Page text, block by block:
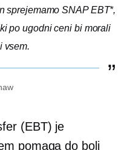
sprejemamo SNAP EBT*,
po ugodni ceni bi morali
vsem.
(EBT) je
pomaga do bolj